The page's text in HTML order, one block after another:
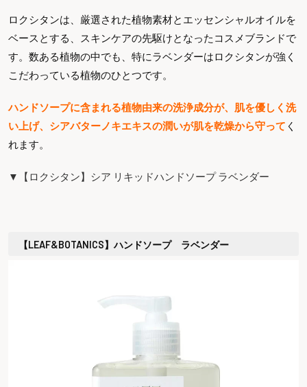
ロクシタンは、厳選された植物素材とエッセンシャルオイルを
ベースとする、スキンケアの先駆けとなったコスメブランドで
す。数ある植物の中でも、特にラベンダーはロクシタンが強く
こだわっている植物のひとつです。
ハンドソープに含まれる植物由来の洗浄成分が、肌を優しく洗
い上げ、シアバターノキエキスの潤いが肌を乾燥から守って く
れます。
▼【ロクシタン】シア リキッドハンドソープ ラベンダー
【LEAF&BOTANICS】ハンドソープ ラベンダー